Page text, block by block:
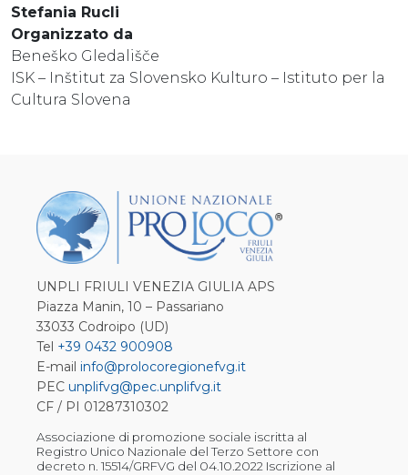
Stefania Rucli
Organizzato da
Beneško Gledališče
ISK – Inštitut za Slovensko Kulturo – Istituto per la
Cultura Slovena
UNPLI FRIULI VENEZIA GIULIA APS
Piazza Manin, 10 – Passariano
33033 Codroipo (UD)
Tel +39 0432 900908
E-mail info@prolocoregionefvg.it
PEC unplifvg@pec.unplifvg.it
CF / PI 01287310302
Associazione di promozione sociale iscritta al
Registro Unico Nazionale del Terzo Settore con
decreto n. 15514/GRFVG del 04.10.2022 Iscrizione al